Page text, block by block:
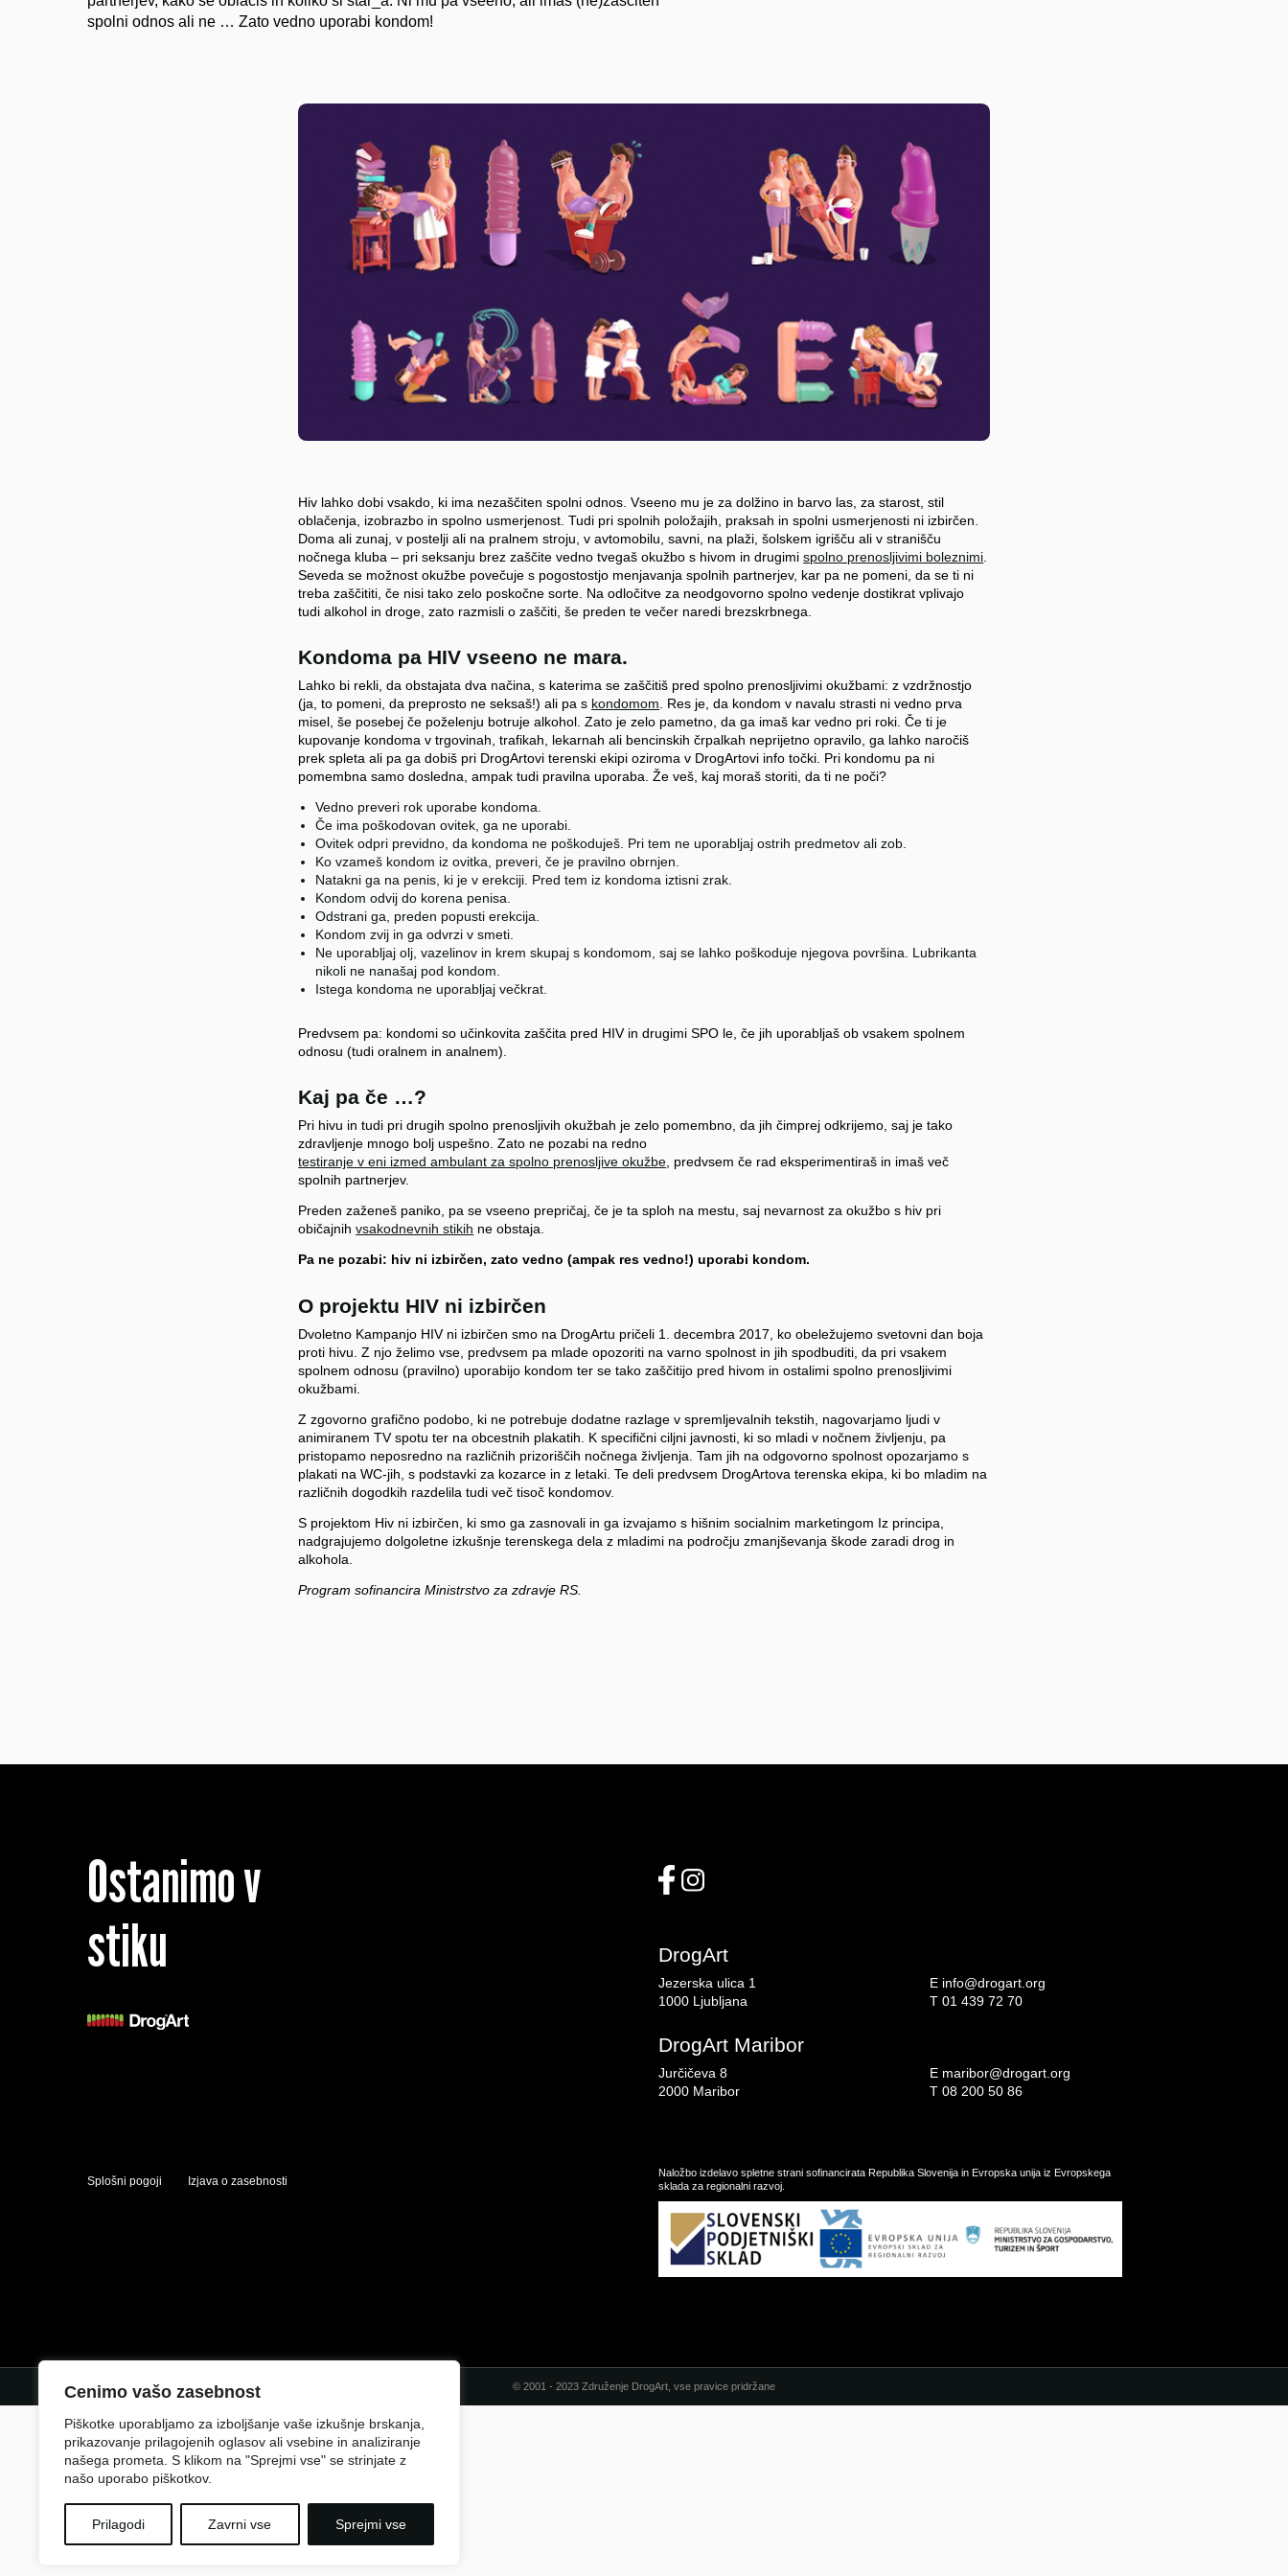
Cenimo vašo zasebnost
Piškotke uporabljamo za izboljšanje vaše izkušnje brskanja,
prikazovanje prilagojenih oglasov ali vsebine in analiziranje
našega prometa. S klikom na "Sprejmi vse" se strinjate z
našo uporabo piškotkov.
Prilagodi Zavrni vse Sprejmi vse
spolni odnos ali ne … Zato vedno uporabi kondom!
Hiv lahko dobi vsakdo, ki ima nezaščiten spolni odnos. Vseeno mu je za dolžino in barvo las, za starost, stil
oblačenja, izobrazbo in spolno usmerjenost. Tudi pri spolnih položajih, praksah in spolni usmerjenosti ni izbirčen.
Doma ali zunaj, v postelji ali na pralnem stroju, v avtomobilu, savni, na plaži, šolskem igrišču ali v stranišču
nočnega kluba – pri seksanju brez zaščite vedno tvegaš okužbo s hivom in drugimispolno prenosljivimi boleznimi
Seveda se možnost okužbe povečuje s pogostostjo menjavanja spolnih partnerjev, kar pa ne pomeni, da se ti ni
treba zaščititi, če nisi tako zelo poskočne sorte. Na odločitve za neodgovorno spolno vedenje dostikrat vplivajo
tudi alkohol in droge, zato razmisli o zaščiti, še preden te večer naredi brezskrbnega.
Kondoma pa HIV vseeno ne mara.
Lahko bi rekli, da obstajata dva načina, s katerima se zaščitiš pred spolno prenosljivimi okužbami: z vzdržnostjo
(ja, to pomeni, da preprosto ne seksaš!) ali pa s kondomom. Res je, da kondom v navalu strasti ni vedno prva
misel, še posebej če poželenju botruje alkohol. Zato je zelo pametno, da ga imaš kar vedno pri roki. Če ti je
kupovanje kondoma v trgovinah, trafikah, lekarnah ali bencinskih črpalkah neprijetno opravilo, ga lahko naročiš
prek spleta ali pa ga dobiš pri DrogArtovi terenski ekipi oziroma v DrogArtovi info točki. Pri kondomu pa ni
pomembna samo dosledna, ampak tudi pravilna uporaba. Že veš, kaj moraš storiti, da ti ne poči?
Vedno preveri rok uporabe kondoma.
Če ima poškodovan ovitek, ga ne uporabi.
Ovitek odpri previdno, da kondoma ne poškoduješ. Pri tem ne uporabljaj ostrih predmetov ali zob.
Ko vzameš kondom iz ovitka, preveri, če je pravilno obrnjen.
Natakni ga na penis, ki je v erekciji. Pred tem iz kondoma iztisni zrak.
Kondom odvij do korena penisa.
Odstrani ga, preden popusti erekcija.
Kondom zvij in ga odvrzi v smeti.
Ne uporabljaj olj, vazelinov in krem skupaj s kondomom, saj se lahko poškoduje njegova površina. Lubrikanta
nikoli ne nanašaj pod kondom.
Istega kondoma ne uporabljaj večkrat.
Predvsem pa: kondomi so učinkovita zaščita pred HIV in drugimi SPO le, če jih uporabljaš ob vsakem spolnem
odnosu (tudi oralnem in analnem).
Kaj pa če …?
Pri hivu in tudi pri drugih spolno prenosljivih okužbah je zelo pomembno, da jih čimprej odkrijemo, saj je tako
zdravljenje mnogo bolj uspešno. Zato ne pozabi na redno
testiranje v eni izmed ambulant za spolno prenosljive okužbe , predvsem če rad eksperimentiraš in imaš več
spolnih partnerjev.
Preden zaženeš paniko, pa se vseeno prepričaj, če je ta sploh na mestu, saj nevarnost za okužbo s hiv pri
običajnihvsakodnevnih stikih ne obstaja.
Pa ne pozabi: hiv ni izbirčen, zato vedno (ampak res vedno!) uporabi kondom.
O projektu HIV ni izbirčen
Dvoletno Kampanjo HIV ni izbirčen smo na DrogArtu pričeli 1. decembra 2017, ko obeležujemo svetovni dan boja
proti hivu. Z njo želimo vse, predvsem pa mlade opozoriti na varno spolnost in jih spodbuditi, da pri vsakem
spolnem odnosu (pravilno) uporabijo kondom ter se tako zaščitijo pred hivom in ostalimi spolno prenosljivimi
okužbami.
Z zgovorno grafično podobo, ki ne potrebuje dodatne razlage v spremljevalnih tekstih, nagovarjamo ljudi v
animiranem TV spotu ter na obcestnih plakatih. K specifični ciljni javnosti, ki so mladi v nočnem življenju, pa
pristopamo neposredno na različnih prizoriščih nočnega življenja. Tam jih na odgovorno spolnost opozarjamo s
plakati na WC-jih, s podstavki za kozarce in z letaki. Te deli predvsem DrogArtova terenska ekipa, ki bo mladim na
različnih dogodkih razdelila tudi več tisoč kondomov.
S projektom Hiv ni izbirčen, ki smo ga zasnovali in ga izvajamo s hišnim socialnim marketingom Iz principa,
nadgrajujemo dolgoletne izkušnje terenskega dela z mladimi na področju zmanjševanja škode zaradi drog in
alkohola.
Program sofinancira Ministrstvo za zdravje RS.
Ostanimo v
stiku
DrogArt
Jezerska ulica 1
1000 Ljubljana
E info@drogart.org
T 01 439 72 70
DrogArt Maribor
Jurčičeva 8
2000 Maribor
E maribor@drogart.org
T 08 200 50 86
Splošni pogoji Izjava o zasebnosti
Naložbo izdelavo spletne strani sofinancirata Republika Slovenija in Evropska unija iz Evropskega
sklada za regionalni razvoj.
© 2001 - 2023 Združenje DrogArt, vse pravice pridržane